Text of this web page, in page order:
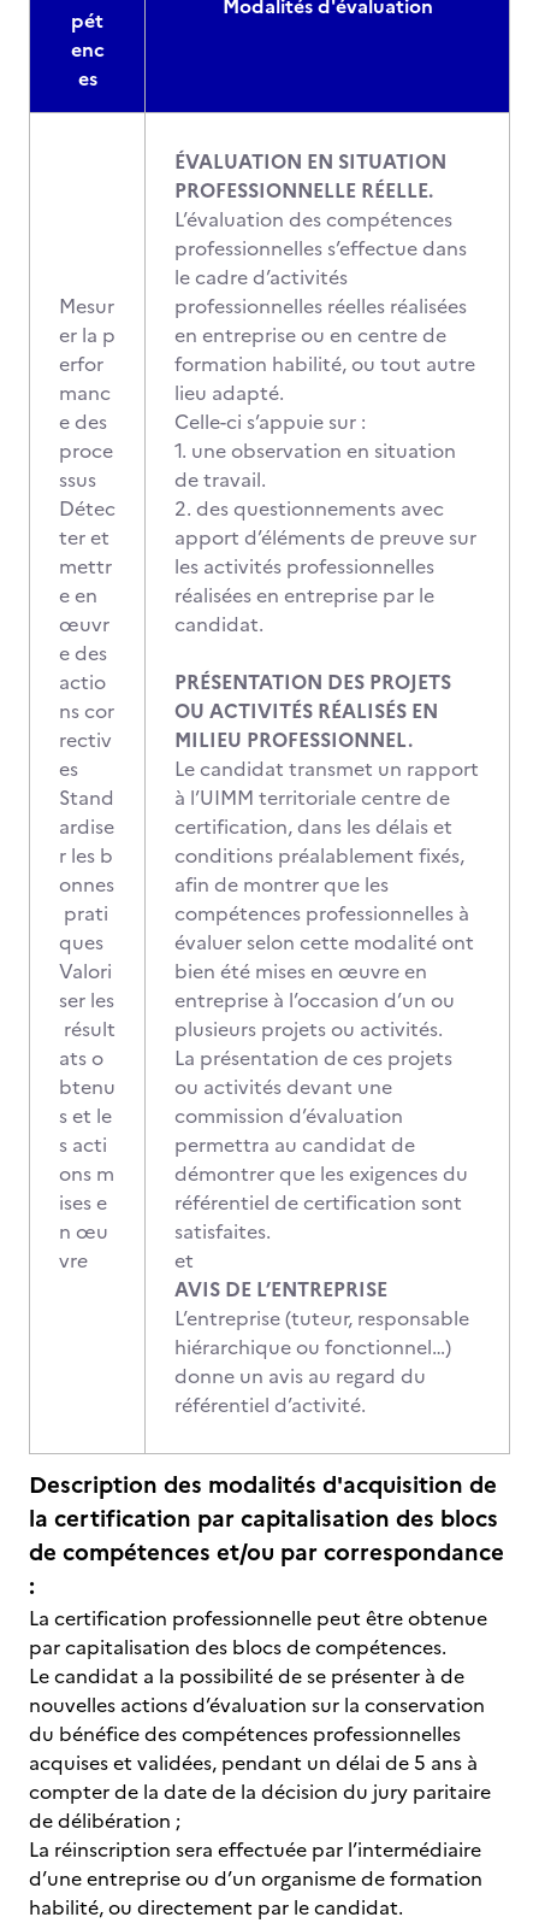
pét
enc
es
Modalités d'évaluation
Mesur
er la p
erfor
manc
e des
proce
ssus
Détec
ter et
mettr
e en
œuvr
e des
actio
ns cor
rectiv
es
Stand
ardise
r les b
onnes
prati
ques
Valori
ser les
résult
ats o
btenu
s et le
s acti
ons m
ises e
n œu
vre
ÉVALUATION EN SITUATION
PROFESSIONNELLE RÉELLE.
L’évaluation des compétences
professionnelles s’effectue dans
le cadre d’activités
professionnelles réelles réalisées
en entreprise ou en centre de
formation habilité, ou tout autre
lieu adapté.
Celle-ci s’appuie sur :
1. une observation en situation
de travail.
2. des questionnements avec
apport d’éléments de preuve sur
les activités professionnelles
réalisées en entreprise par le
candidat.
PRÉSENTATION DES PROJETS
OU ACTIVITÉS RÉALISÉS EN
MILIEU PROFESSIONNEL.
Le candidat transmet un rapport
à l’UIMM territoriale centre de
certification, dans les délais et
conditions préalablement fixés,
afin de montrer que les
compétences professionnelles à
évaluer selon cette modalité ont
bien été mises en œuvre en
entreprise à l’occasion d’un ou
plusieurs projets ou activités.
La présentation de ces projets
ou activités devant une
commission d’évaluation
permettra au candidat de
démontrer que les exigences du
référentiel de certification sont
satisfaites.
et
AVIS DE L’ENTREPRISE
L’entreprise (tuteur, responsable
hiérarchique ou fonctionnel…)
donne un avis au regard du
référentiel d’activité.
Description des modalités d'acquisition de
la certification par capitalisation des blocs
de compétences et/ou par correspondance
:
La certification professionnelle peut être obtenue
par capitalisation des blocs de compétences.
Le candidat a la possibilité de se présenter à de
nouvelles actions d’évaluation sur la conservation
du bénéfice des compétences professionnelles
acquises et validées, pendant un délai de 5 ans à
compter de la date de la décision du jury paritaire
de délibération ;
La réinscription sera effectuée par l’intermédiaire
d’une entreprise ou d’un organisme de formation
habilité, ou directement par le candidat.